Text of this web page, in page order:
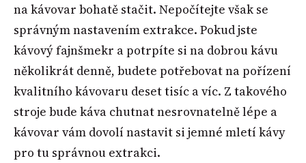
na kávovar bohatě stačit. Nepočítejte však se
správným nastavením extrakce. Pokud jste
kávový fajnšmekr a potrpíte si na dobrou kávu
několikrát denně, budete potřebovat na pořízení
kvalitního kávovaru deset tisíc a víc. Z takového
stroje bude káva chutnat nesrovnatelně lépe a
kávovar vám dovolí nastavit si jemné mletí kávy
pro tu správnou extrakci.